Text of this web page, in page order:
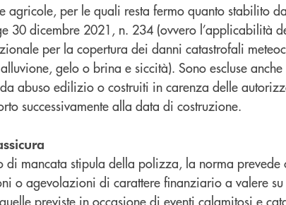
agricole, per le quali resta fermo quanto stabilito
30 dicembre 2021, n. 234 (ovvero l’applicabilità
per la copertura dei danni catastrofali
gelo o brina e siccità). Sono escluse
abuso edilizio o costruiti in carenza delle
successivamente alla data di costruzione.
di mancata stipula della polizza, la norma prevede
o agevolazioni di carattere finanziario a valere
previste in occasione di eventi calamitosi e